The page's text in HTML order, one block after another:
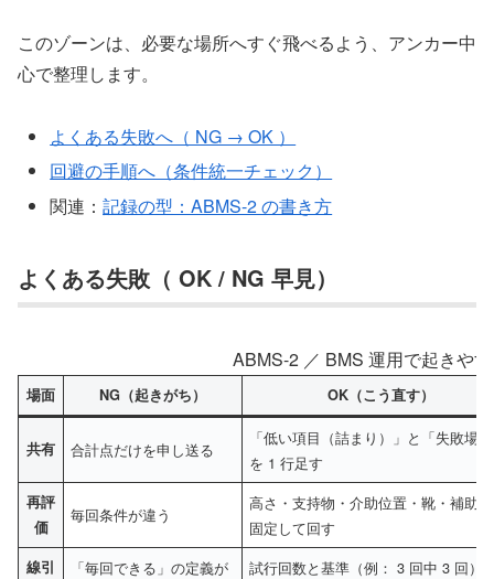
このゾーンは、必要な場所へすぐ飛べるよう、アンカー中
心で整理します。
よくある失敗へ（ NG → OK ）
回避の手順へ（条件統一チェック）
関連：記録の型：ABMS-2 の書き方
よくある失敗（ OK / NG 早見）
ABMS-2 ／ BMS 運用で起きや
場面 NG（起きがち） OK（こう直す）
共有 合計点だけを申し送る
「低い項目（詰まり）」と「失敗場
を 1 行足す
再評
価
毎回条件が違う
高さ・支持物・介助位置・靴・補助
固定して回す
線引
「毎回できる」の定義が
試行回数と基準（例： 3 回中 3 回）